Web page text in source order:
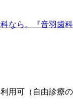
用可（自由診療の